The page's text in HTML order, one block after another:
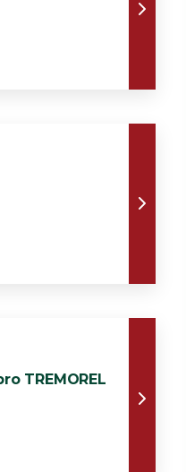
TREMOREL